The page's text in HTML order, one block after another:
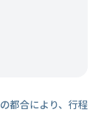
都合により、行程